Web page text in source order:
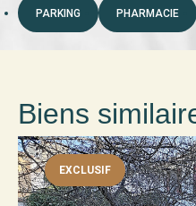
PARKING PHARMACIE
Biens
EXCLUSIF